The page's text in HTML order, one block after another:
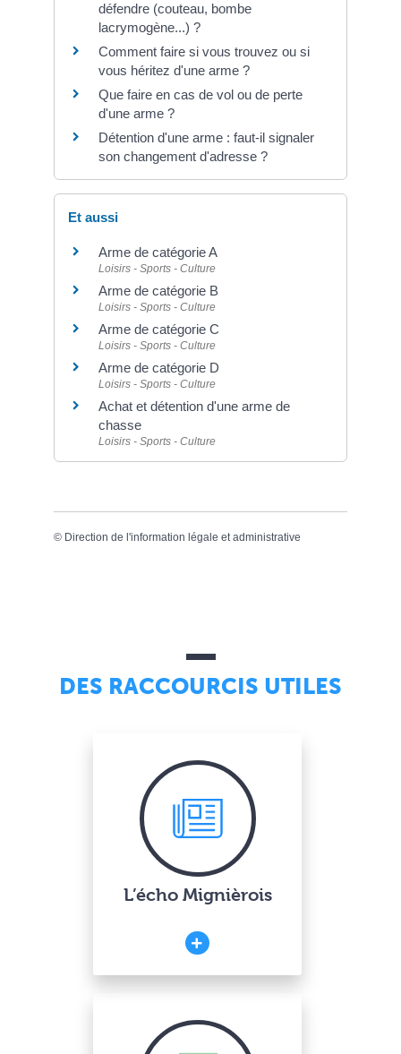
défendre (couteau, bombe
lacrymogène...) ?
Comment faire si vous trouvez ou si
vous héritez d'une arme ?
Que faire en cas de vol ou de perte
d'une arme ?
Détention d'une arme : faut-il signaler
son changement d'adresse ?
Et aussi
Arme de catégorie A
Loisirs - Sports - Culture
Arme de catégorie B
Loisirs - Sports - Culture
Arme de catégorie C
Loisirs - Sports - Culture
Arme de catégorie D
Loisirs - Sports - Culture
Achat et détention d'une arme de
chasse
Loisirs - Sports - Culture
© Direction de l'information légale et administrative
DES RACCOURCIS UTILES
L’écho Mignièrois